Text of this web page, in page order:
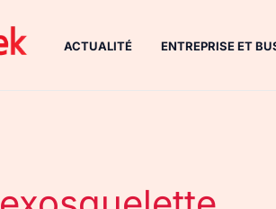
ACTUALITÉ ENTREPRISE ET